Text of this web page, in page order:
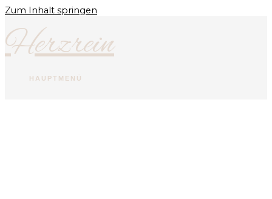
Zum Inhalt springen
Herzrein
HAUPTMENÜ